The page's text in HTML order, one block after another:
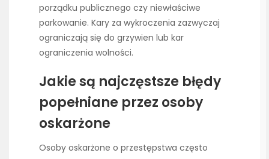
porządku publicznego czy niewłaściwe
parkowanie. Kary za wykroczenia zazwyczaj
ograniczają się do grzywien lub kar
ograniczenia wolności.
Jakie są najczęstsze błędy
popełniane przez osoby
oskarżone
Osoby oskarżone o przestępstwa często